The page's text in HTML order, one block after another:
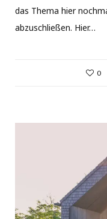
das Thema hier
abzuschließen. Hier…
0